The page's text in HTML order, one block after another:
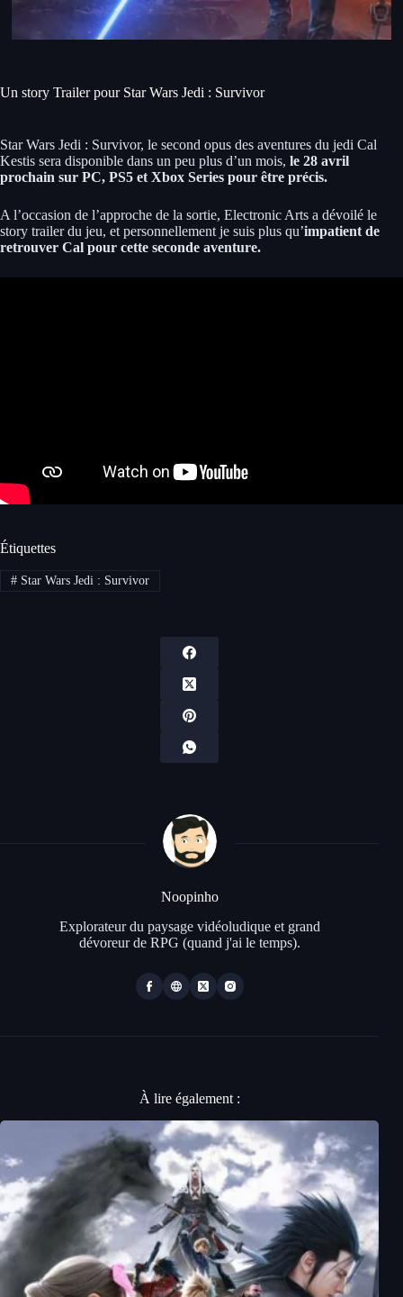
Un story Trailer pour Star Wars Jedi : Survivor
Star Wars Jedi : Survivor, le second opus des aventures du jedi Cal
Kestis sera disponible dans un peu plus d’un mois, le 28 avril
prochain sur PC, PS5 et Xbox Series pour être précis.
A l’occasion de l’approche de la sortie, Electronic Arts a dévoilé le
story trailer du jeu, et personnellement je suis plus qu’impatient de
retrouver Cal pour cette seconde aventure.
Étiquettes
#Star Wars Jedi : Survivor
Noopinho
Explorateur du paysage vidéoludique et grand
dévoreur de RPG (quand j'ai le temps).
À lire également :